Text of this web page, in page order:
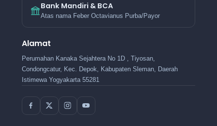
Bank Mandiri & BCA
Atas nama Feber Octavianus Purba/Payor
Alamat
Perumahan Kanaka Sejahtera No 1D , Tiyosan,
Condongcatur, Kec. Depok, Kabupaten Sleman, Daerah
Istimewa Yogyakarta 55281